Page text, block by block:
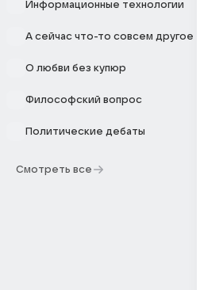
Информационные технологии
А сейчас что-то совсем другое
О любви без купюр
Философский вопрос
Политические дебаты
Смотреть все